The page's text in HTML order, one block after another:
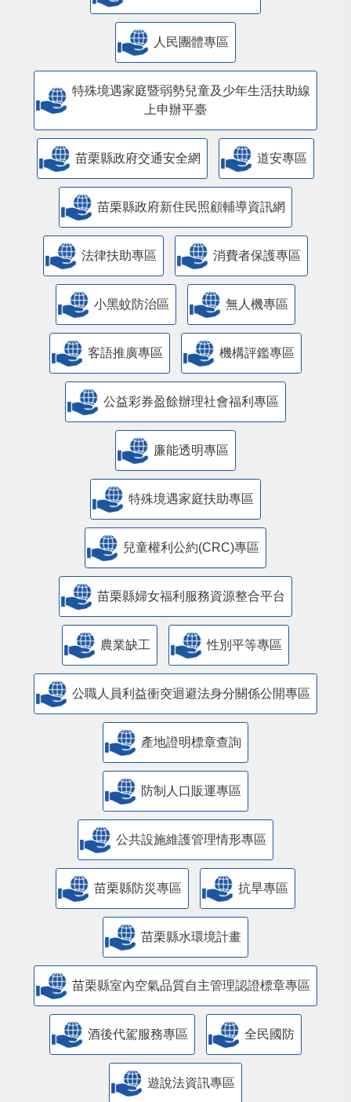
人民團體專區
特殊境遇家庭暨弱勢兒童及少年生活扶助線
上申辦平臺
苗栗縣政府交通安全網 道安專區
苗栗縣政府新住民照顧輔導資訊網
法律扶助專區 消費者保護專區
小黑蚊防治區 無人機專區
客語推廣專區 機構評鑑專區
公益彩券盈餘辦理社會福利專區
廉能透明專區
特殊境遇家庭扶助專區
兒童權利公約(CRC)專區
苗栗縣婦女福利服務資源整合平台
農業缺工 性別平等專區
公職人員利益衝突迴避法身分關係公開專區
產地證明標章查詢
防制人口販運專區
​公共設施維護管理情形專區
苗栗縣防災專區 抗旱專區
苗栗縣水環境計畫
苗栗縣室內空氣品質自主管理認證標章專區
酒後代駕服務專區 全民國防
遊說法資訊專區